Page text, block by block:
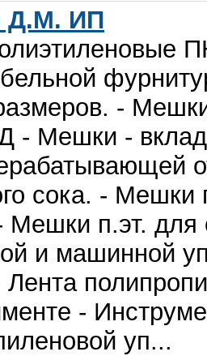
Д.М. ИП
-
- Мешки -
сока. - Мешки
Мешки п.эт.
и машинной
Лента
-
уп...